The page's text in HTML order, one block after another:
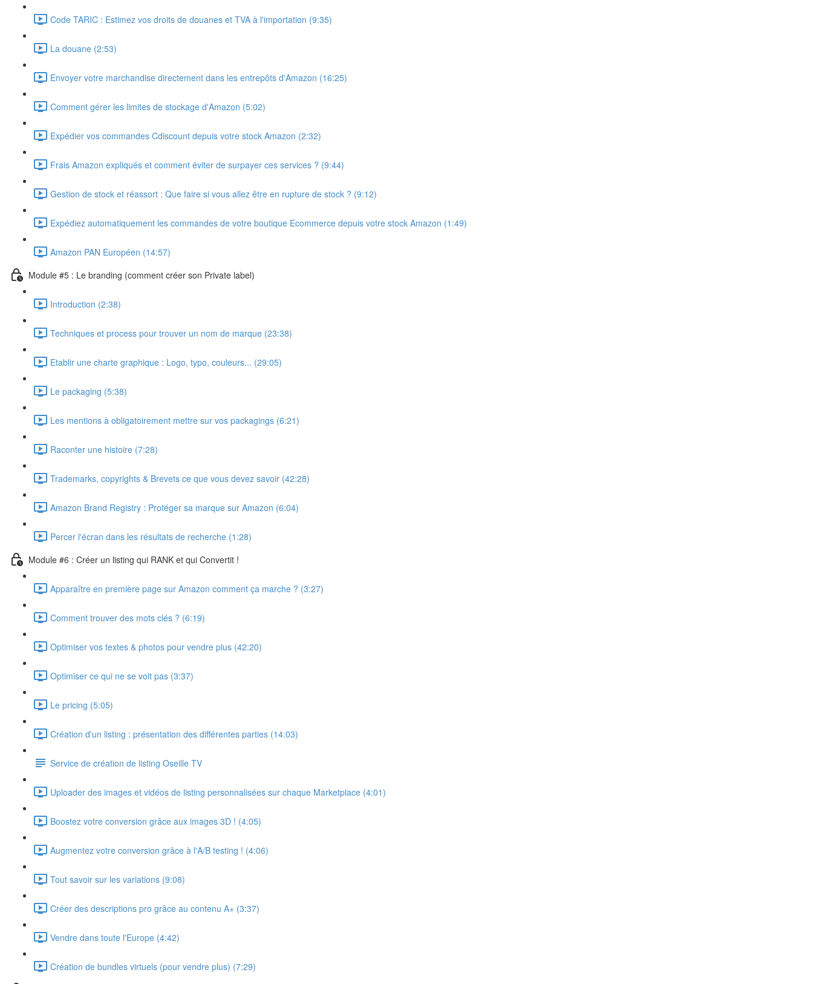
Code TARIC : Estimez vos droits de douanes et TVA à l'importation (9:35)
La douane (2:53)
Envoyer votre marchandise directement dans les entrepôts d'Amazon (16:25)
Comment gérer les limites de stockage d'Amazon (5:02)
Expédier vos commandes Cdiscount depuis votre stock Amazon (2:32)
Frais Amazon expliqués et comment éviter de surpayer ces services ? (9:44)
Gestion de stock et réassort : Que faire si vous allez être en rupture de stock ? (9:12)
Expédiez automatiquement les commandes de votre boutique Ecommerce depuis votre stock Amazon (1:49)
Amazon PAN Européen (14:57)
Module #5 : Le branding (comment créer son Private label)
Introduction (2:38)
Techniques et process pour trouver un nom de marque (23:38)
Etablir une charte graphique : Logo, typo, couleurs... (29:05)
Le packaging (5:38)
Les mentions à obligatoirement mettre sur vos packagings (6:21)
Raconter une histoire (7:28)
Trademarks, copyrights & Brevets ce que vous devez savoir (42:28)
Amazon Brand Registry : Protéger sa marque sur Amazon (6:04)
Percer l'écran dans les résultats de recherche (1:28)
Module #6 : Créer un listing qui RANK et qui Convertit !
Apparaître en première page sur Amazon comment ça marche ? (3:27)
Comment trouver des mots clés ? (6:19)
Optimiser vos textes & photos pour vendre plus (42:20)
Optimiser ce qui ne se voit pas (3:37)
Le pricing (5:05)
Création d'un listing : présentation des différentes parties (14:03)
Service de création de listing Oseille TV
Uploader des images et vidéos de listing personnalisées sur chaque Marketplace (4:01)
Boostez votre conversion grâce aux images 3D ! (4:05)
Augmentez votre conversion grâce à l'A/B testing ! (4:06)
Tout savoir sur les variations (9:08)
Créer des descriptions pro grâce au contenu A+ (3:37)
Vendre dans toute l'Europe (4:42)
Création de bundles virtuels (pour vendre plus) (7:29)